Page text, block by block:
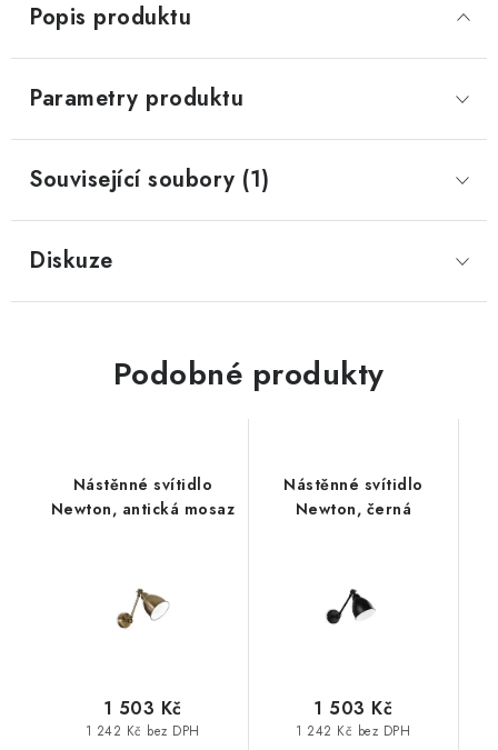
Popis produktu
Parametry produktu
Související soubory (1)
Diskuze
Podobné produkty
Nástěnné svítidlo
Newton, antická mosaz
1 242 Kč bez DPH
1 503 Kč
Nástěnné svítidlo
Newton, černá
1 242 Kč bez DPH
1 503 Kč